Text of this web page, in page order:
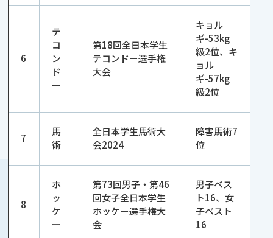
6
テ
コ
ン
ド
ー
第18回全日本学生
テコンドー選手権
大会
キョル
ギ-53kg
級2位、キ
ョル
ギ-57kg
級2位
7
馬
術
全日本学生馬術大
会2024
障害馬術7
位
8
ホ
ッ
ケ
ー
第73回男子・第46
回女子全日本学生
ホッケー選手権大
会
男子ベス
ト16、女
子ベスト
16